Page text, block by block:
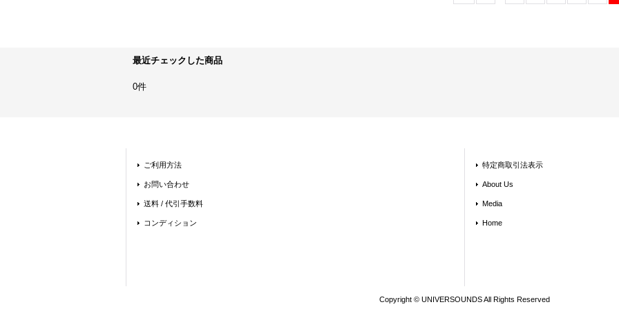
最近チェックした商品
0件
ご利用方法
お問い合わせ
送料 / 代引手数料
コンディション
特定商取引法表示
About Us
Media
Home
Copyright © UNIVERSOUNDS All Rights Reserved